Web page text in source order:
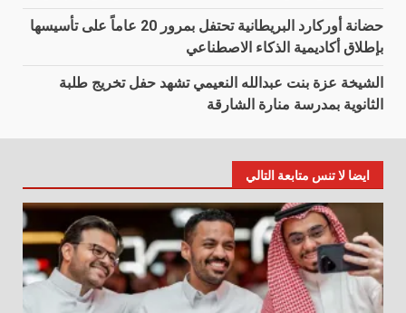
حضانة أوركارد البريطانية تحتفل بمرور 20 عاماً على تأسيسها
بإطلاق أكاديمية الذكاء الاصطناعي
الشيخة عزة بنت عبدالله النعيمي تشهد حفل تخريج طلبة
الثانوية بمدرسة منارة الشارقة
ايضا لا تنس متابعة التالي